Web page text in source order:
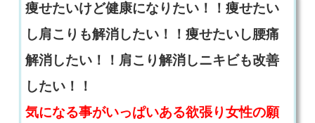
痩せたいけど健康になりたい！！痩せたい
し肩こりも解消したい！！痩せたいし腰痛
解消したい！！肩こり解消しニキビも改善
したい！！
気になる事がいっぱいある欲張り女性の願